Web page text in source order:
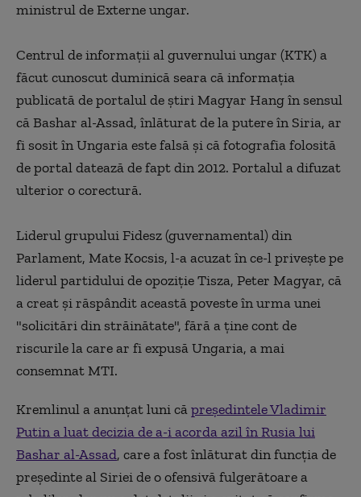
ministrul de Externe ungar.
Centrul de informaţii al guvernului ungar (KTK) a
făcut cunoscut duminică seara că informaţia
publicată de portalul de ştiri Magyar Hang în sensul
că Bashar al-Assad, înlăturat de la putere în Siria, ar
fi sosit în Ungaria este falsă şi că fotografia folosită
de portal datează de fapt din 2012. Portalul a difuzat
ulterior o corectură.
Liderul grupului Fidesz (guvernamental) din
Parlament, Mate Kocsis, l-a acuzat în ce-l priveşte pe
liderul partidului de opoziţie Tisza, Peter Magyar, că
a creat şi răspândit această poveste în urma unei
"solicitări din străinătate", fără a ţine cont de
riscurile la care ar fi expusă Ungaria, a mai
consemnat MTI.
Kremlinul a anunţat luni căpreşedintele Vladimir
Putin a luat decizia de a-i acorda azil în Rusia lui
Bashar al-Assad, care a fost înlăturat din funcţia de
preşedinte al Siriei de o ofensivă fulgerătoare a